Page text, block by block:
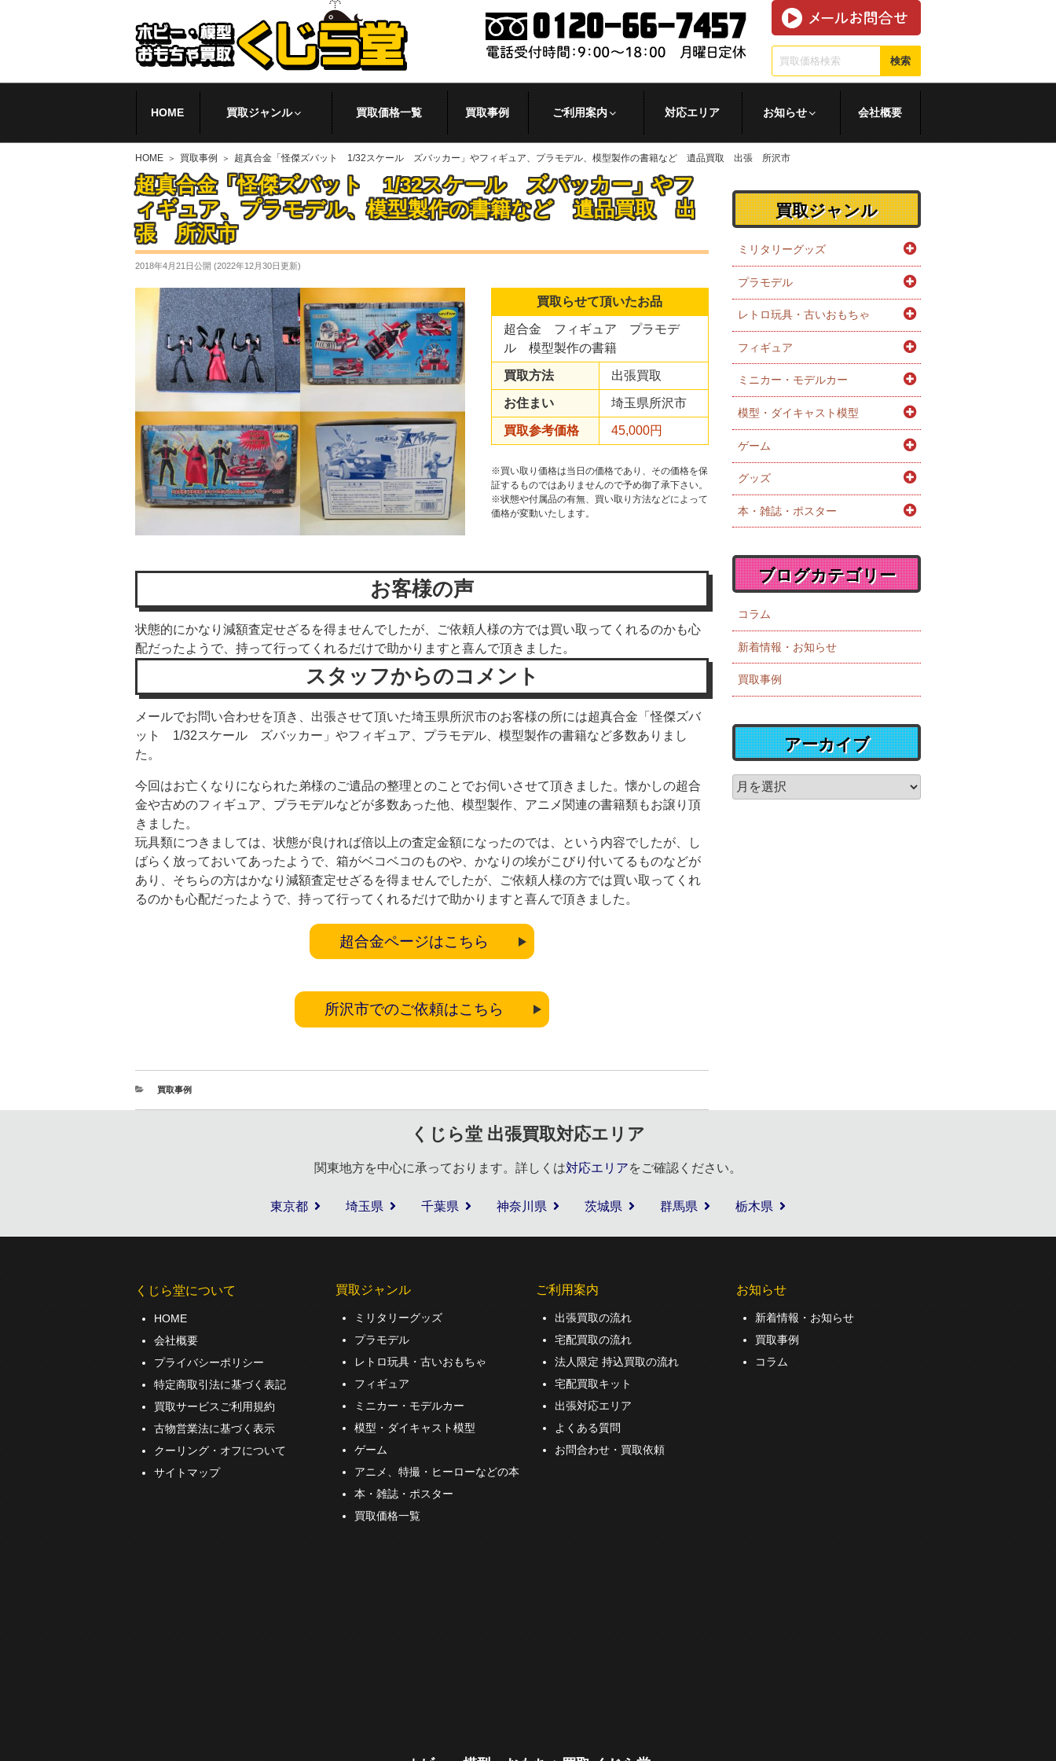
検索
HOME 買取ジャンル 買取価格一覧 買取事例 ご利用案内 対応エリア お知らせ 会社概要
HOME 買取事例 超真合金「怪傑ズバット 1/32スケール ズバッカー」やフィギュア、プラモデル、模型製作の書籍など 遺品買取 出張 所沢市
超真合金「怪傑ズバット 1/32スケール ズバッカー」やフ
ィギュア、プラモデル、模型製作の書籍など 遺品買取 出
張 所沢市
2018年4月21日公開 (2022年12月30日更新)
買取らせて頂いたお品
超合金 フィギュア プラモデ
ル 模型製作の書籍
買取方法 出張買取
お住まい 埼玉県所沢市
買取参考価格 45,000円
※買い取り価格は当日の価格であり、その価格を保
証するものではありませんので予め御了承下さい。
※状態や付属品の有無、買い取り方法などによって
価格が変動いたします。
お客様の声
状態的にかなり減額査定せざるを得ませんでしたが、ご依頼人様の方では買い取ってくれるのかも心
配だったようで、持って行ってくれるだけで助かりますと喜んで頂きました。
スタッフからのコメント
メールでお問い合わせを頂き、出張させて頂いた埼玉県所沢市のお客様の所には超真合金「怪傑ズバ
ット 1/32スケール ズバッカー」やフィギュア、プラモデル、模型製作の書籍など多数ありまし
た。
今回はお亡くなりになられた弟様のご遺品の整理とのことでお伺いさせて頂きました。懐かしの超合
金や古めのフィギュア、プラモデルなどが多数あった他、模型製作、アニメ関連の書籍類もお譲り頂
きました。
玩具類につきましては、状態が良ければ倍以上の査定金額になったのでは、という内容でしたが、し
ばらく放っておいてあったようで、箱がベコベコのものや、かなりの埃がこびり付いてるものなどが
あり、そちらの方はかなり減額査定せざるを得ませんでしたが、ご依頼人様の方では買い取ってくれ
るのかも心配だったようで、持って行ってくれるだけで助かりますと喜んで頂きました。
超合金ページはこちら
所沢市でのご依頼はこちら
買取事例
買取ジャンル
ミリタリーグッズ
プラモデル
レトロ玩具・古いおもちゃ
フィギュア
ミニカー・モデルカー
模型・ダイキャスト模型
ゲーム
グッズ
本・雑誌・ポスター
ブログカテゴリー
コラム
新着情報・お知らせ
買取事例
アーカイブ
くじら堂 出張買取対応エリア
関東地方を中心に承っております。詳しくは対応エリアをご確認ください。
東京都 埼玉県 千葉県 神奈川県 茨城県 群馬県 栃木県
くじら堂について
HOME
会社概要
プライバシーポリシー
特定商取引法に基づく表記
買取サービスご利用規約
古物営業法に基づく表示
クーリング・オフについて
サイトマップ
買取ジャンル
ミリタリーグッズ
プラモデル
レトロ玩具・古いおもちゃ
フィギュア
ミニカー・モデルカー
模型・ダイキャスト模型
ゲーム
アニメ、特撮・ヒーローなどの本
本・雑誌・ポスター
買取価格一覧
ご利用案内
出張買取の流れ
宅配買取の流れ
法人限定 持込買取の流れ
宅配買取キット
出張対応エリア
よくある質問
お問合わせ・買取依頼
お知らせ
新着情報・お知らせ
買取事例
コラム